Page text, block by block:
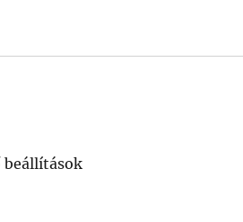
beállítások